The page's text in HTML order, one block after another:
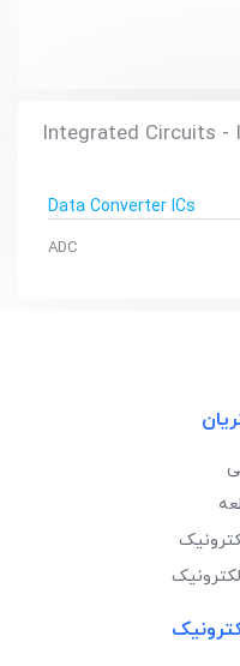
Integrated Circuits -
Data Converter ICs
ADC